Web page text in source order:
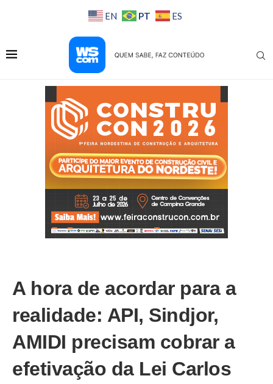
EN PT ES
A hora de acordar para a
realidade: API, Sindjor,
AMIDI precisam cobrar a
efetivação da Lei Carlos